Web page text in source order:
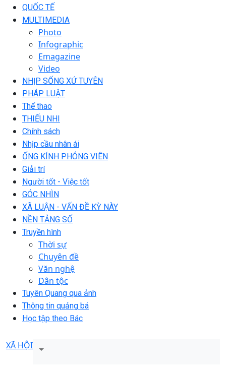
QUỐC TẾ
MULTIMEDIA
Photo
Infographic
Emagazine
Video
NHỊP SỐNG XỨ TUYÊN
PHÁP LUẬT
Thể thao
THIẾU NHI
Chính sách
Nhịp cầu nhân ái
ỐNG KÍNH PHÓNG VIÊN
Giải trí
Người tốt - Việc tốt
GÓC NHÌN
XÃ LUẬN - VẤN ĐỀ KỲ NÀY
NỀN TẢNG SỐ
Truyền hình
Thời sự
Chuyên đề
Văn nghệ
Dân tộc
Tuyên Quang qua ảnh
Thông tin quảng bá
Học tập theo Bác
XÃ HỘI